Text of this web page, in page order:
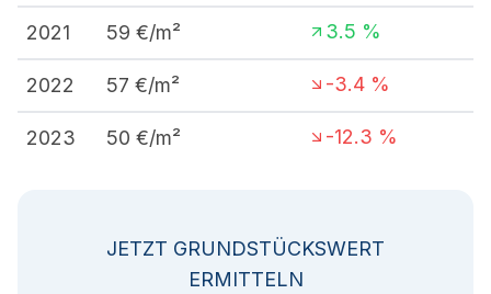
2021 59 €/m² 3.5 %
2022 57 €/m² -3.4 %
2023 50 €/m² -12.3 %
JETZT GRUNDSTÜCKSWERT
ERMITTELN